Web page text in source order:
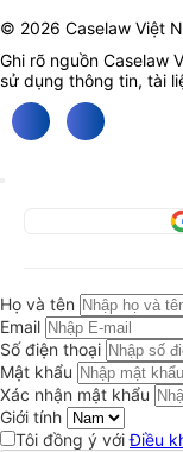
© 2026 Caselaw Việt
Ghi rõ nguồn Caselaw
sử dụng thông tin, tài
Họ và tên
Email
Số điện thoại
Mật khẩu
Xác nhận mật khẩu
Giới tính
Tôi đồng ý vớiĐiều